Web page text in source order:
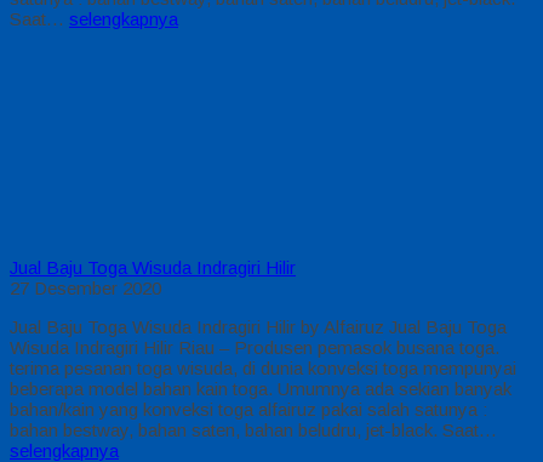
Saat… selengkapnya
Jual Baju Toga Wisuda Indragiri Hilir
27 Desember 2020
Jual Baju Toga Wisuda Indragiri Hilir by Alfairuz Jual Baju Toga
Wisuda Indragiri Hilir Riau – Produsen pemasok busana toga.
terima pesanan toga wisuda, di dunia konveksi toga mempunyai
beberapa model bahan kain toga. Umumnya ada sekian banyak
bahan/kain yang konveksi toga alfairuz pakai salah satunya :
bahan bestway, bahan saten, bahan beludru, jet-black. Saat…
selengkapnya